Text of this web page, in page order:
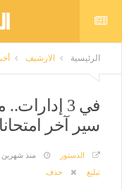
الرئيسية الارشيف
في 3
سير آخر
الدستور منذ شهرين
تبليغ
حذف